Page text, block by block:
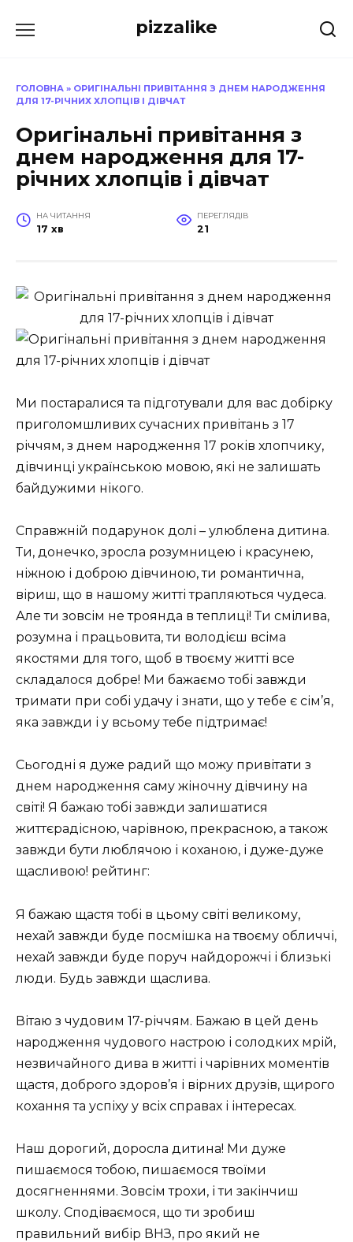
до
pizzalike
ГОЛОВНА » ОРИГІНАЛЬНІ ПРИВІТАННЯ З ДНЕМ НАРОДЖЕННЯ
ДЛЯ 17-РІЧНИХ ХЛОПЦІВ І ДІВЧАТ
Оригінальні привітання з
днем народження для 17-
річних хлопців і дівчат
НА ЧИТАННЯ
17 хв
ПЕРЕГЛЯДІВ
21
Ми постаралися та підготували для вас добірку
приголомшливих сучасних привітань з 17
річчям, з днем народження 17 років хлопчику,
дівчинці українською мовою, які не залишать
байдужими нікого.
Справжній подарунок долі – улюблена дитина.
Ти, донечко, зросла розумницею і красунею,
ніжною і доброю дівчиною, ти романтична,
віриш, що в нашому житті трапляються чудеса.
Але ти зовсім не троянда в теплиці! Ти смілива,
розумна і працьовита, ти володієш всіма
якостями для того, щоб в твоєму житті все
складалося добре! Ми бажаємо тобі завжди
тримати при собі удачу і знати, що у тебе є сім’я,
яка завжди і у всьому тебе підтримає!
Сьогодні я дуже радий що можу привітати з
днем ​​народження саму жіночну дівчину на
світі! Я бажаю тобі завжди залишатися
життєрадісною, чарівною, прекрасною, а також
завжди бути люблячою і коханою, і дуже-дуже
щасливою! рейтинг:
Я бажаю щастя тобі в цьому світі великому,
нехай завжди буде посмішка на твоєму обличчі,
нехай завжди буде поруч найдорожчі і близькі
люди. Будь завжди щаслива.
Вітаю з чудовим 17-річчям. Бажаю в цей день
народження чудового настрою і солодких мрій,
незвичайного дива в житті і чарівних моментів
щастя, доброго здоров’я і вірних друзів, щирого
кохання та успіху у всіх справах і інтересах.
Наш дорогий, доросла дитина! Ми дуже
пишаємося тобою, пишаємося твоїми
досягненнями. Зовсім трохи, і ти закінчиш
школу. Сподіваємося, що ти зробиш
правильний вибір ВНЗ, про який не